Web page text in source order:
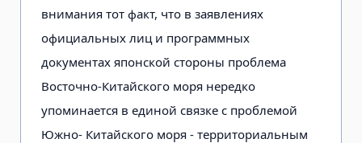
внимания тот факт, что в заявлениях
официальных лиц и программных
документах японской стороны проблема
Восточно-Китайского моря нередко
упоминается в единой связке с проблемой
Южно- Китайского моря - территориальным